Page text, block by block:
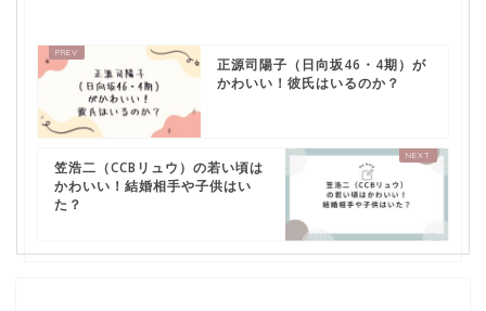
正源司陽子（日向坂46・4期）が
かわいい！彼氏はいるのか？
笠浩二（CCBリュウ）の若い頃は
かわいい！結婚相手や子供はい
た？